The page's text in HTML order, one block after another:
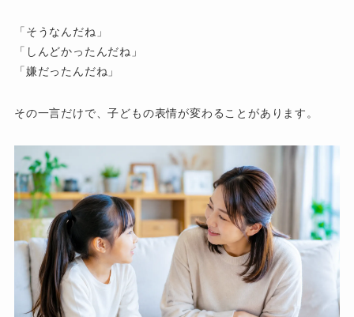
「そうなんだね」
「しんどかったんだね」
「嫌だったんだね」
その一言だけで、子どもの表情が変わることがあります。